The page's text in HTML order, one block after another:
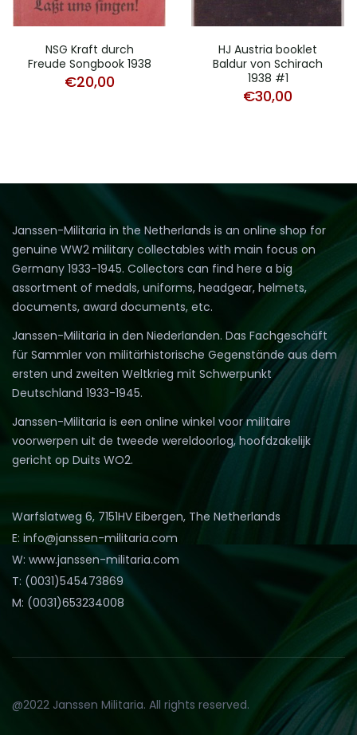
NSG Kraft durch
Freude Songbook 1938
€20,00
HJ Austria booklet
Baldur von Schirach
1938 #1
€30,00
Janssen-Militaria in the Netherlands is an online shop for
genuine WW2 military collectables with main focus on
Germany 1933-1945. Collectors can find here a big
assortment of medals, uniforms, headgear, helmets,
documents, award documents, etc.
Janssen-Militaria in den Niederlanden. Das Fachgeschäft
für Sammler von militärhistorische Gegenstände aus dem
ersten und zweiten Weltkrieg mit Schwerpunkt
Deutschland 1933-1945.
Janssen-Militaria is een online winkel voor militaire
voorwerpen uit de tweede wereldoorlog, hoofdzakelijk
gericht op Duits WO2.
Warfslatweg 6, 7151HV Eibergen, The Netherlands
E: info@janssen-militaria.com
W: www.janssen-militaria.com
T: (0031)545473869
M: (0031)653234008
@2022 Janssen Militaria. All rights reserved.